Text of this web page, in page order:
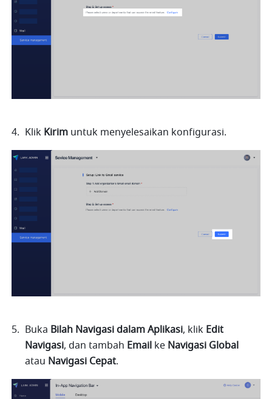
Klik Kirim untuk menyelesaikan konfigurasi.
Buka Bilah Navigasi dalam Aplikasi, klik Edit
Navigasi, dan tambah Email ke
atau Navigasi Cepat.